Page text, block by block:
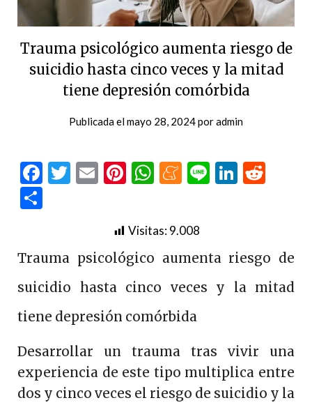
Trauma psicológico aumenta riesgo de
suicidio hasta cinco veces y la mitad
tiene depresión comórbida
Publicada elmayo 28, 2024poradmin
Facebook
Twitter
EmailPinterest
WhatsApp
Meneame
Line
Visitas:9.008
Trauma psicológico aumenta riesgo de
suicidio hasta cinco veces y la mitad
tiene depresión comórbida
Desarrollar un trauma tras vivir una
experiencia de este tipo multiplica entre
dos y cinco veces el riesgo de suicidio y la